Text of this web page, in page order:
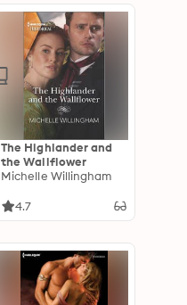
The Highlander and
the Wallflower
Michelle Willingham
4.7